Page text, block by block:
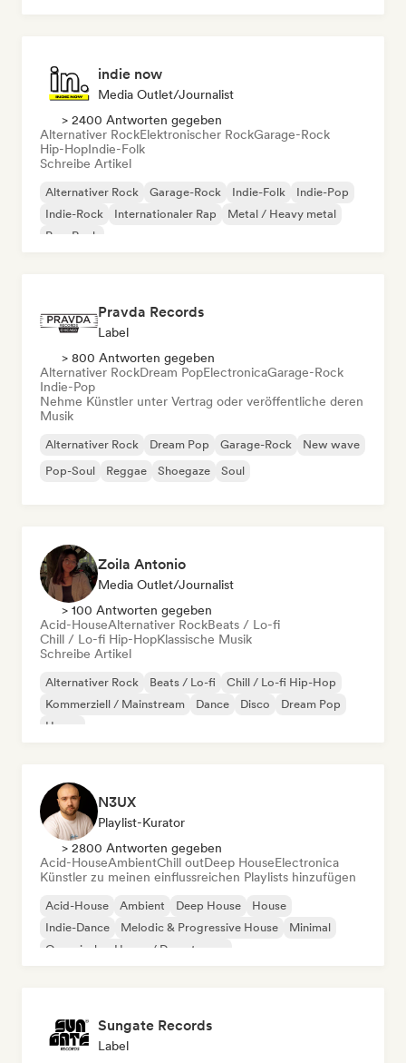
indie now
Media Outlet/Journalist
> 2400 Antworten gegeben
Alternativer RockElektronischer RockGarage-Rock
Hip-HopIndie-Folk
Schreibe Artikel
Alternativer Rock Garage-Rock Indie-Folk
Indie-Pop
Indie-Rock
Internationaler Rap
Metal / Heavy metal
Pop-Rock
Pravda Records
Label
> 800 Antworten gegeben
Alternativer RockDream PopElectronicaGarage-Rock
Indie-Pop
Nehme Künstler unter Vertrag oder veröffentliche deren
Musik
Alternativer Rock Dream Pop Garage-Rock
New wave
Pop-Soul
Reggae Shoegaze Soul
Zoila Antonio
Media Outlet/Journalist
> 100 Antworten gegeben
Acid-HouseAlternativer RockBeats / Lo-fi
Chill / Lo-fi Hip-HopKlassische Musik
Schreibe Artikel
Alternativer Rock Beats / Lo-fi
Chill / Lo-fi Hip-Hop
Kommerziell / Mainstream
Dance Disco
Dream Pop
House
N3UX
Playlist-Kurator
> 2800 Antworten gegeben
Acid-HouseAmbientChill outDeep HouseElectronica
Künstler zu meinen einflussreichen Playlists hinzufügen
Acid-House Ambient Deep House
House
Indie-Dance
Melodic & Progressive House
Minimal
Organischer House / Downtempo
Sungate Records
Label